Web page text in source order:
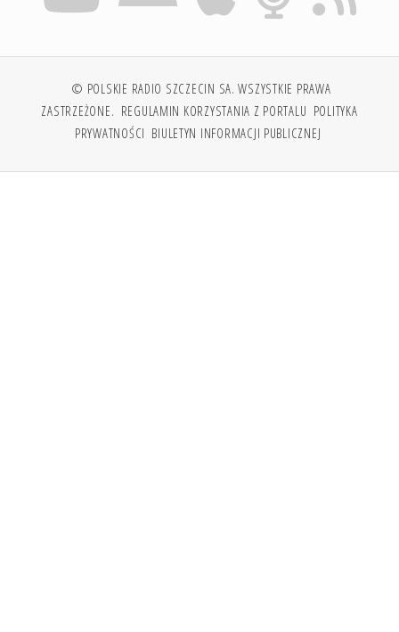
© POLSKIE RADIO SZCZECIN SA. WSZYSTKIE PRAWA
ZASTRZEŻONE. REGULAMIN KORZYSTANIA Z PORTALU POLITYKA
PRYWATNOŚCI BIULETYN INFORMACJI PUBLICZNEJ